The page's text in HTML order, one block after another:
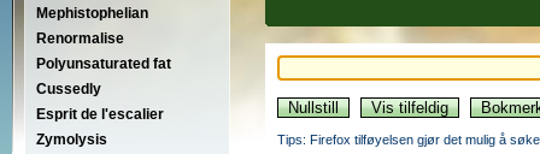
Mephistophelian
Renormalise
Polyunsaturated fat
Cussedly
Esprit de l'escalier
Zymolysis
Tips: Firefox tilføyelsen gjør det mulig å